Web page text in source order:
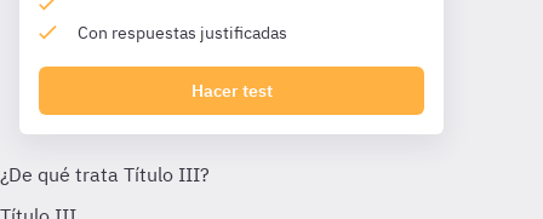
Con respuestas justificadas
Hacer test